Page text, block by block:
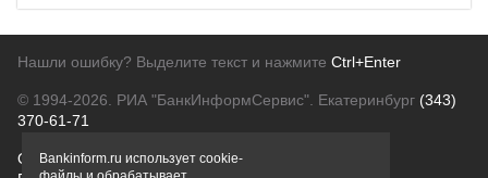
Нашли ошибку? Выделите текст и нажмите Ctrl+Enter
© 1994-2026. РИА "БанкИнформСервис". Екатеринбург (343)
370-61-71
О проектеПолитика конфиденциальности
Bankinform.ru использует cookie-